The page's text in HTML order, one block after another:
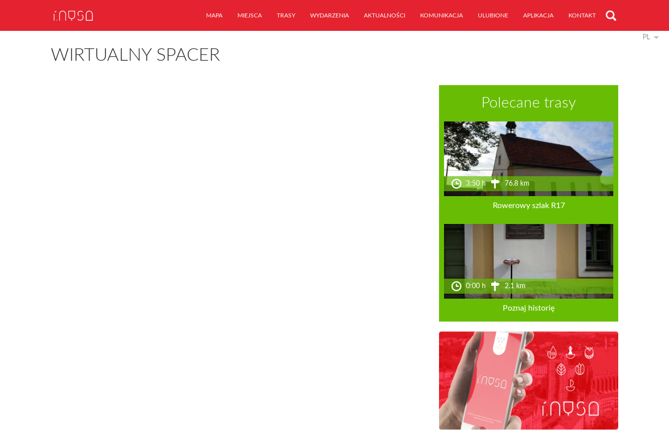
MAPA MIEJSCA TRASY WYDARZENIA AKTUALNOŚCI KOMUNIKACJA ULUBIONE APLIKACJA KONTAKT
PL
WIRTUALNY SPACER
Polecane trasy
3:50 h 76.8 km
Rowerowy szlak R17
0:00 h 2.1 km
Poznaj historię